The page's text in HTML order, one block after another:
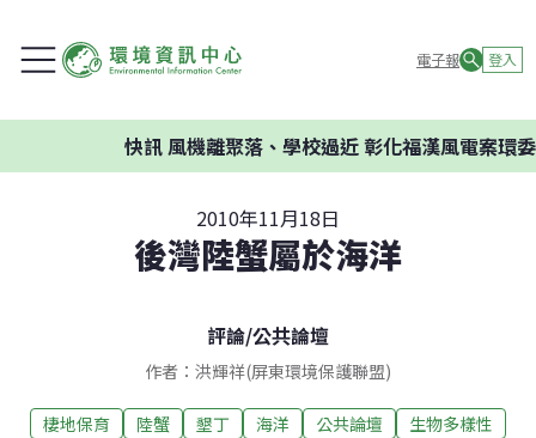
電子報 登入
風機離聚落、學校過近 彰化福漢風電案環委建議不應
2010年11月18日
後灣陸蟹屬於海洋
評論/公共論壇
作者：洪輝祥(屏東環境保護聯盟)
棲地保育 陸蟹 墾丁 海洋 公共論壇
生物多樣性